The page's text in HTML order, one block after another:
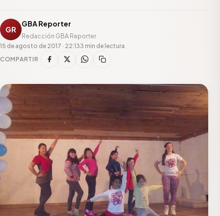
GR
GBA Reporter
Redacción GBA Reporter
15 de agosto de 2017 · 22:133 min de lectura
COMPARTIR